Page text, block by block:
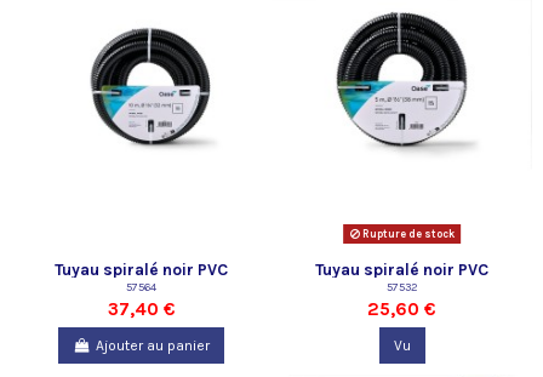
Tuyau spiralé noir PVC
prédécoupé 1 " 1/4 - 10 m Oase
57564
37,40 €
Ajouter au panier
Rupture de stock
Tuyau spiralé noir PVC
prédécoupé 1 " 1/2 - 5 m Oase
57532
25,60 €
Vu